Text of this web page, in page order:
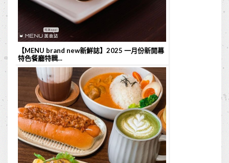
【MENU brand new新鮮誌】2025 一月份新開幕
特色餐廳特輯...